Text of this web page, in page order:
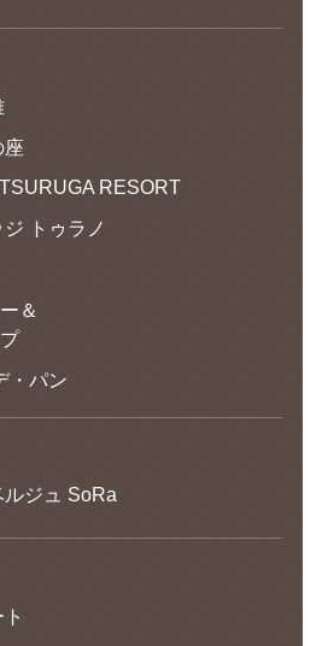
座
RESORT
トゥラノ
＆
・パン
ルジュ SoRa